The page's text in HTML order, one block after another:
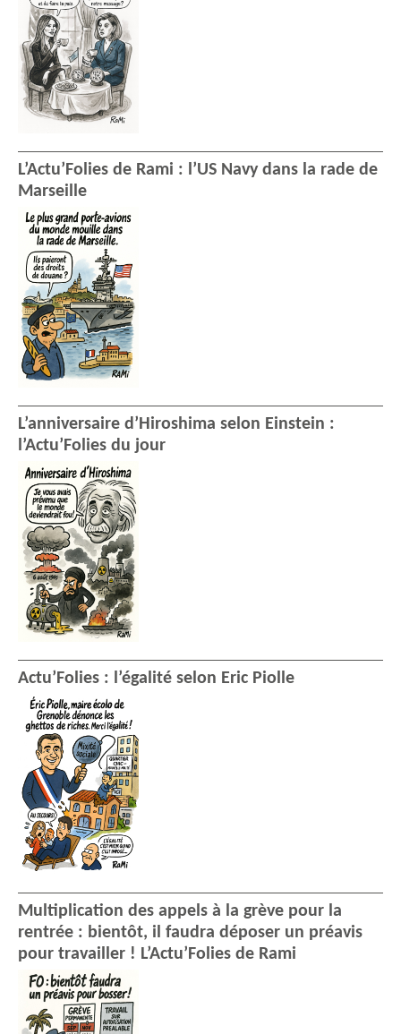
L’Actu’Folies de Rami : l’US Navy dans la rade de
Marseille
L’anniversaire d’Hiroshima selon Einstein :
l’Actu’Folies du jour
Actu’Folies : l’égalité selon Eric Piolle
Multiplication des appels à la grève pour la
rentrée : bientôt, il faudra déposer un préavis
pour travailler ! L’Actu’Folies de Rami